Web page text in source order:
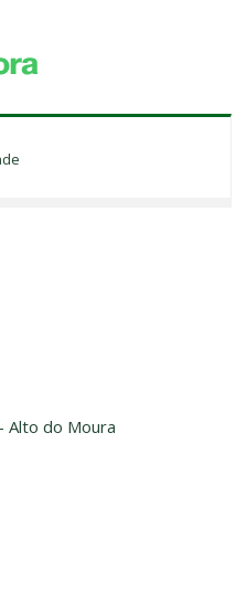
Alto do Moura